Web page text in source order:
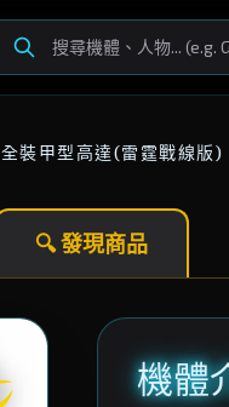
全裝甲型高達(雷霆戰線版)
🔍 發現商品
機體